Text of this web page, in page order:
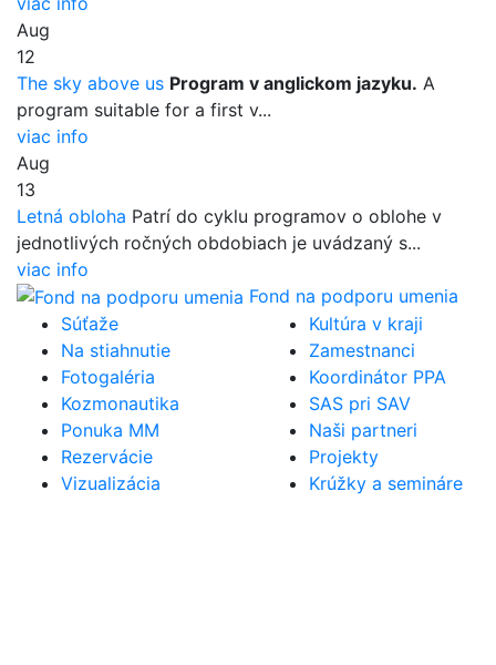
Aug
12
The sky above us Program v anglickom jazyku. A
program suitable for a first v...
viac info
Aug
13
Letná obloha Patrí do cyklu programov o oblohe v
jednotlivých ročných obdobiach je uvádzaný s...
viac info
Fond na podporu umenia
Súťaže
Na stiahnutie
Fotogaléria
Kozmonautika
Ponuka MM
Rezervácie
Vizualizácia
Kultúra v kraji
Zamestnanci
Koordinátor PPA
SAS pri SAV
Naši partneri
Projekty
Krúžky a semináre